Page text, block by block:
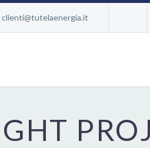
clienti@tutelaenergia.it